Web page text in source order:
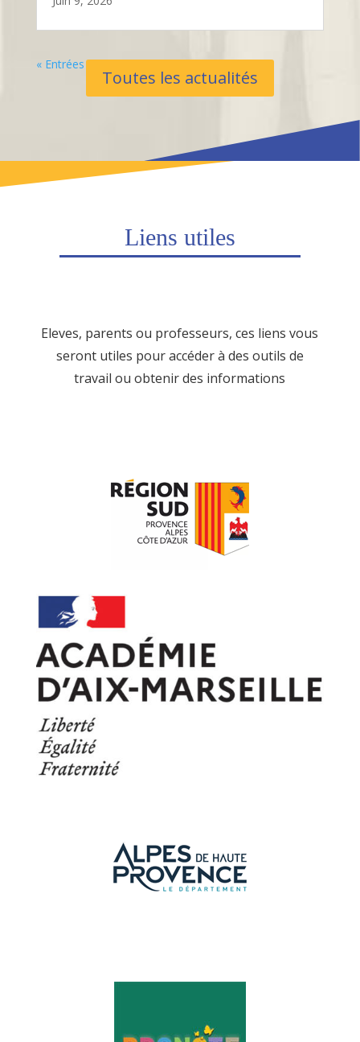
« Entrées Plus Anciennes
Toutes les actualités
Liens utiles
Eleves, parents ou professeurs, ces liens vous
seront utiles pour accéder à des outils de
travail ou obtenir des informations